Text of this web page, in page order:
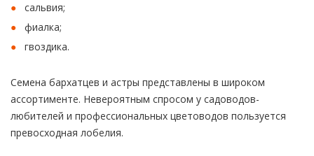
сальвия;
фиалка;
гвоздика.
Семена бархатцев и астры представлены в широком
ассортименте. Невероятным спросом у садоводов-
любителей и профессиональных цветоводов пользуется
превосходная лобелия.